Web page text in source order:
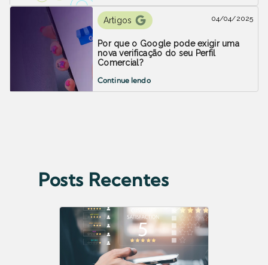
Artigos 04/04/2025
Por que o Google pode exigir uma
nova verificação do seu Perfil
Comercial?
Continue lendo
Posts Recentes